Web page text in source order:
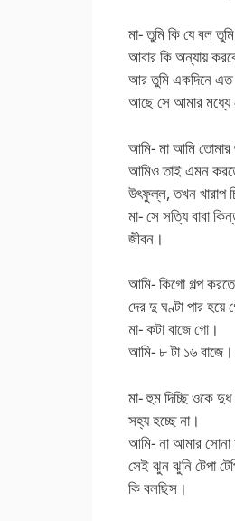
মা- তুমি কি যে বল
আবার কি অন্যায়
আর তুমি একদিনে এত
আছে সে আমার
আমি- মা আমি তোমার
আমিও তাই এমন
উৎফুল্ল, তখন খারাপ
মা- সে সত্যি বাবা
জীবন।
আমি- কিগো গল্প
দের দু ঘণ্টা পার
মা- কটা বাজে গো।
আমি- ৮ টা ১৬
মা- হুম দিচ্ছি ওকে
সহ্য হচ্ছে না।
আমি- না আমার সোনা
সেই ঝুন ঝুনি টেপা
কি বলছিস।